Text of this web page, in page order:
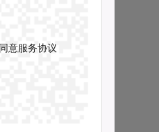
意服务协议